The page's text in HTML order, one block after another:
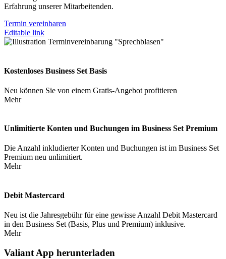
Erfahrung unserer Mitarbeitenden.
Termin vereinbaren
Editable link
Kostenloses Business Set Basis
Neu können Sie von einem Gratis-Angebot profitieren
Mehr
Unlimitierte Konten und Buchungen im Business Set Premium
Die Anzahl inkludierter Konten und Buchungen ist im Business Set
Premium neu unlimitiert.
Mehr
Debit Mastercard
Neu ist die Jahresgebühr für eine gewisse Anzahl Debit Mastercard
in den Business Set (Basis, Plus und Premium) inklusive.
Mehr
Valiant App herunterladen